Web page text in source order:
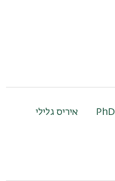
PhD איריס גלילי